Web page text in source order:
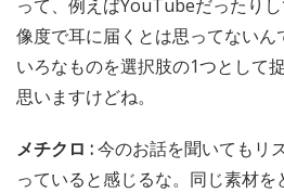
って、例えばYouTubeだったり
像度で耳に届くとは思ってないん
いろなものを選択肢の1つとして
思いますけどね。
メチクロ :今のお話を聞いてもリ
っていると感じるな。同じ素材